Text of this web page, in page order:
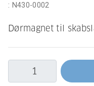
: N430-0002
Dørmagnet til